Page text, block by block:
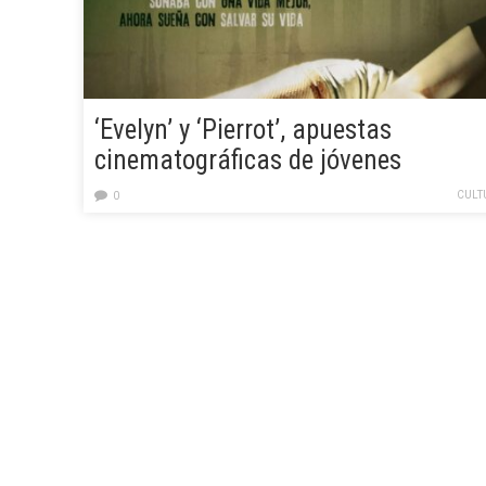
‘Evelyn’ y ‘Pierrot’, apuestas
cinematográficas de jóvenes
creadoras españolas para la sesión
0